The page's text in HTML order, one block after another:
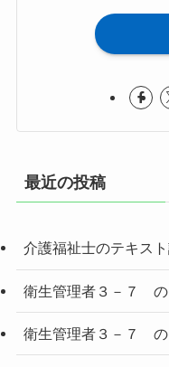
最近の投稿
介護福祉士のテキス
衛生管理者３－７ の
衛生管理者３－７ の